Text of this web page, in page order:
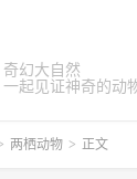
奇幻大自然
一起见证神奇的动
两栖动物 > 正文